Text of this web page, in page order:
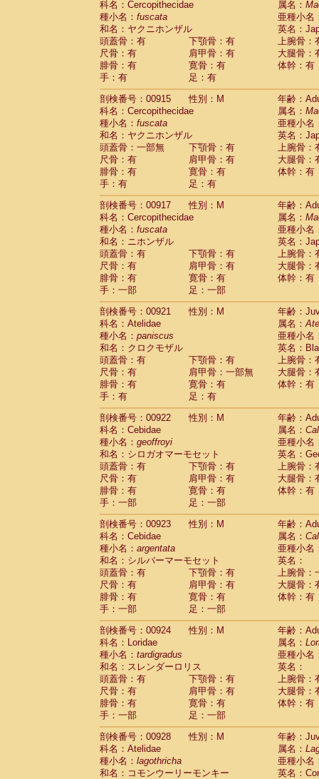
科名：Cercopithecidae
属名：
種小名： fuscata
亜種小名
和名：ヤクニホンザル
英名：
頭蓋骨：有
下顎骨：有
上腕骨：
尺骨：有
肩甲骨：有
大腿骨：
腓骨：有
寛骨：有
体幹：有
手：有
足：有
剖検番号：00915
性別：M
年齢：
科名：Cercopithecidae
属名：
種小名： fuscata
亜種小名
和名：ヤクニホンザル
英名：
頭蓋骨：一部無
下顎骨：有
上腕骨：
尺骨：有
肩甲骨：有
大腿骨：
腓骨：有
寛骨：有
体幹：有
手：有
足：有
剖検番号：00917
性別：M
年齢：
科名：Cercopithecidae
属名：
種小名： fuscata
亜種小名
和名：ニホンザル
英名：
頭蓋骨：有
下顎骨：有
上腕骨：
尺骨：有
肩甲骨：有
大腿骨：
腓骨：有
寛骨：有
体幹：有
手：一部
足：一部
剖検番号：00921
性別：M
年齢：
科名：Atelidae
属名：
種小名： paniscus
亜種小名
和名：クロクモザル
英名：
頭蓋骨：有
下顎骨：有
上腕骨：
尺骨：有
肩甲骨：一部無
大腿骨：
腓骨：有
寛骨：有
体幹：有
手：有
足：有
剖検番号：00922
性別：M
年齢：
科名：Cebidae
属名：
種小名： geoffroyi
亜種小名
和名：シロガオマーモセット
英名：
頭蓋骨：有
下顎骨：有
上腕骨：
尺骨：有
肩甲骨：有
大腿骨：
腓骨：有
寛骨：有
体幹：有
手：一部
足：一部
剖検番号：00923
性別：M
年齢：
科名：Cebidae
属名：
種小名： argentata
亜種小名
和名：シルバーマーモセット
英名：
頭蓋骨：有
下顎骨：有
上腕骨：
尺骨：有
肩甲骨：有
大腿骨：
腓骨：有
寛骨：有
体幹：有
手：一部
足：一部
剖検番号：00924
性別：M
年齢：
科名：Loridae
属名：
種小名： tardigradus
亜種小名
和名：スレンダーロリス
英名：
頭蓋骨：有
下顎骨：有
上腕骨：
尺骨：有
肩甲骨：有
大腿骨：
腓骨：有
寛骨：有
体幹：有
手：一部
足：一部
剖検番号：00928
性別：M
年齢：
科名：Atelidae
属名：
種小名： lagothricha
亜種小名
和名：コモンウーリーモンキー
英名：